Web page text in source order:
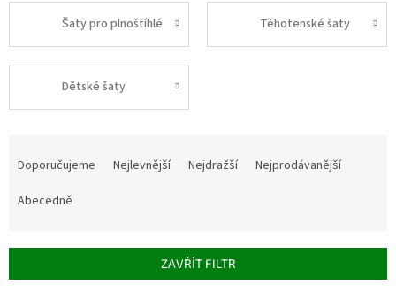
Šaty pro plnoštíhlé Těhotenské šaty
Dětské šaty
r
Doporučujeme Nejlevnější Nejdražší
Nejprodávanější
Abecedně
ZAVŘÍT FILTR